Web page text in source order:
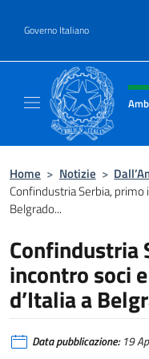
Governo Italiano
Intestazione
Home > Notizie >
Confindustria Serbia,
Belgrado...
Confindustria
incontro soci
d’Italia a
Data pubblicazione:19